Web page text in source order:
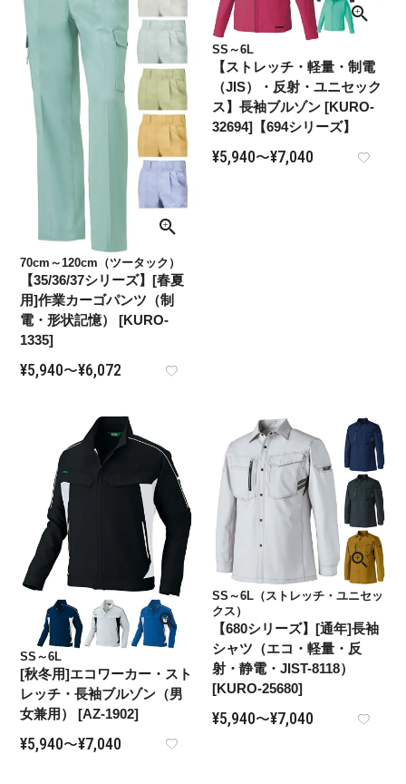
70cm～120cm（ツータック）
【35/36/37シリーズ】[春夏
用]作業カーゴパンツ（制
電・形状記憶） [KURO-
1335]
¥5,940〜¥6,072
SS～6L
【ストレッチ・軽量・制電
（JIS）・反射・ユニセック
ス】長袖ブルゾン [KURO-
32694]【694シリーズ】
¥5,940〜¥7,040
SS～6L
[秋冬用]エコワーカー・スト
レッチ・長袖ブルゾン（男
女兼用） [AZ-1902]
¥5,940〜¥7,040
SS～6L（ストレッチ・ユニセッ
クス）
【680シリーズ】[通年]長袖
シャツ（エコ・軽量・反
射・静電・JIST-8118）
[KURO-25680]
¥5,940〜¥7,040